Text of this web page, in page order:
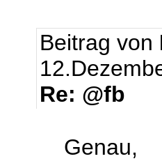
Beitrag von
Re: @fb
Genau,